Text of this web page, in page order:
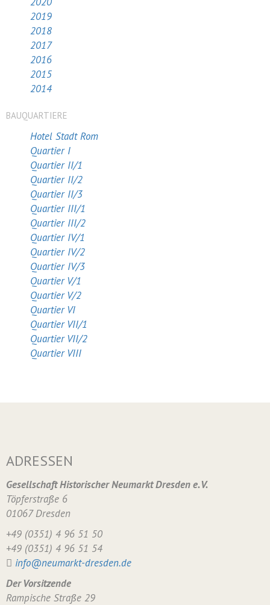
2019
2018
2017
2016
2015
2014
BAUQUARTIERE
Hotel Stadt Rom
Quartier I
Quartier II/1
Quartier II/2
Quartier II/3
Quartier III/1
Quartier III/2
Quartier IV/1
Quartier IV/2
Quartier IV/3
Quartier V/1
Quartier V/2
Quartier VI
Quartier VII/1
Quartier VII/2
Quartier VIII
ADRESSEN
Gesellschaft Historischer Neumarkt Dresden e. V.
Töpferstraße 6
01067 Dresden
+49 (0351) 4 96 51 50
+49 (0351) 4 96 51 54
info@neumarkt-dresden.de
Der Vorsitzende
Rampische Straße 29